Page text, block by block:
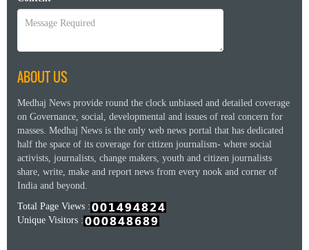
ABOUT US
Medhaj News provide round the clock unbiased and detailed coverage
on Governance, social, developmental and issues of real concern for
masses. Medhaj News is the only web news portal that has dedicated
half the space of its coverage for citizen journalism- where social
activists, journalists, change makers, youth and citizen journalists
share, write, make and report news from every nook and corner of
India and beyond.
Total Page Views :
Unique Visitors :